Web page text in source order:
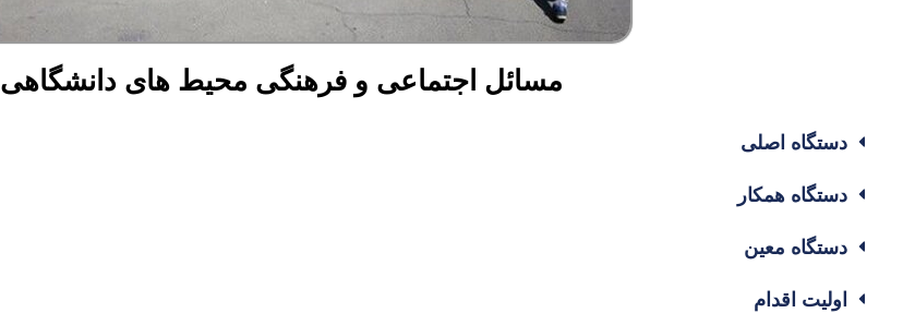
مسائل اجتماعی و فرهنگی محیط های دانشگاهی
دستگاه اصلی
دستگاه همکار
دستگاه معین
اولیت اقدام